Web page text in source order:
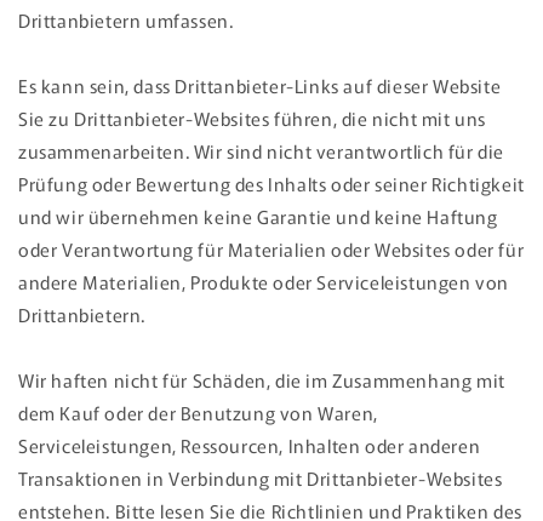
Drittanbietern umfassen.
Es kann sein, dass Drittanbieter-Links auf dieser Website
Sie zu Drittanbieter-Websites führen, die nicht mit uns
zusammenarbeiten. Wir sind nicht verantwortlich für die
Prüfung oder Bewertung des Inhalts oder seiner Richtigkeit
und wir übernehmen keine Garantie und keine Haftung
oder Verantwortung für Materialien oder Websites oder für
andere Materialien, Produkte oder Serviceleistungen von
Drittanbietern.
Wir haften nicht für Schäden, die im Zusammenhang mit
dem Kauf oder der Benutzung von Waren,
Serviceleistungen, Ressourcen, Inhalten oder anderen
Transaktionen in Verbindung mit Drittanbieter-Websites
entstehen. Bitte lesen Sie die Richtlinien und Praktiken des